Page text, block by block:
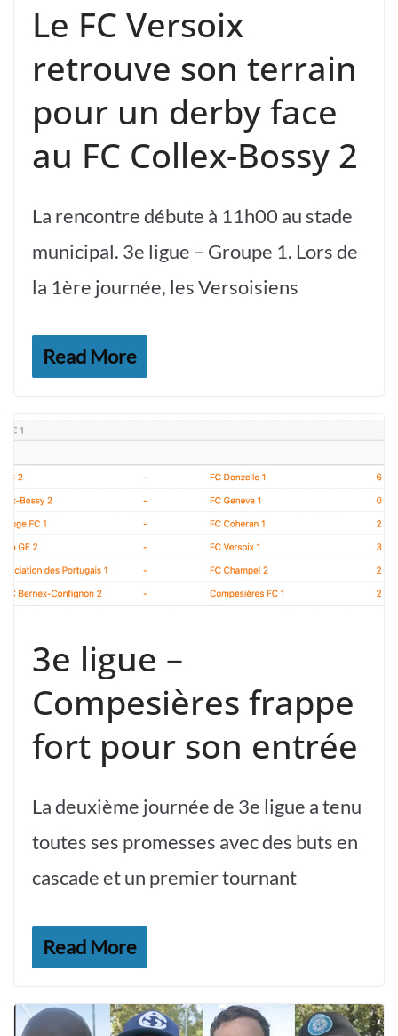
Le FC Versoix
retrouve son terrain
pour un derby face
au FC Collex-Bossy 2
La rencontre débute à 11h00 au stade
municipal. 3e ligue – Groupe 1. Lors de
la 1ère journée, les Versoisiens
Read More
3e ligue –
Compesières frappe
fort pour son entrée
La deuxième journée de 3e ligue a tenu
toutes ses promesses avec des buts en
cascade et un premier tournant
Read More